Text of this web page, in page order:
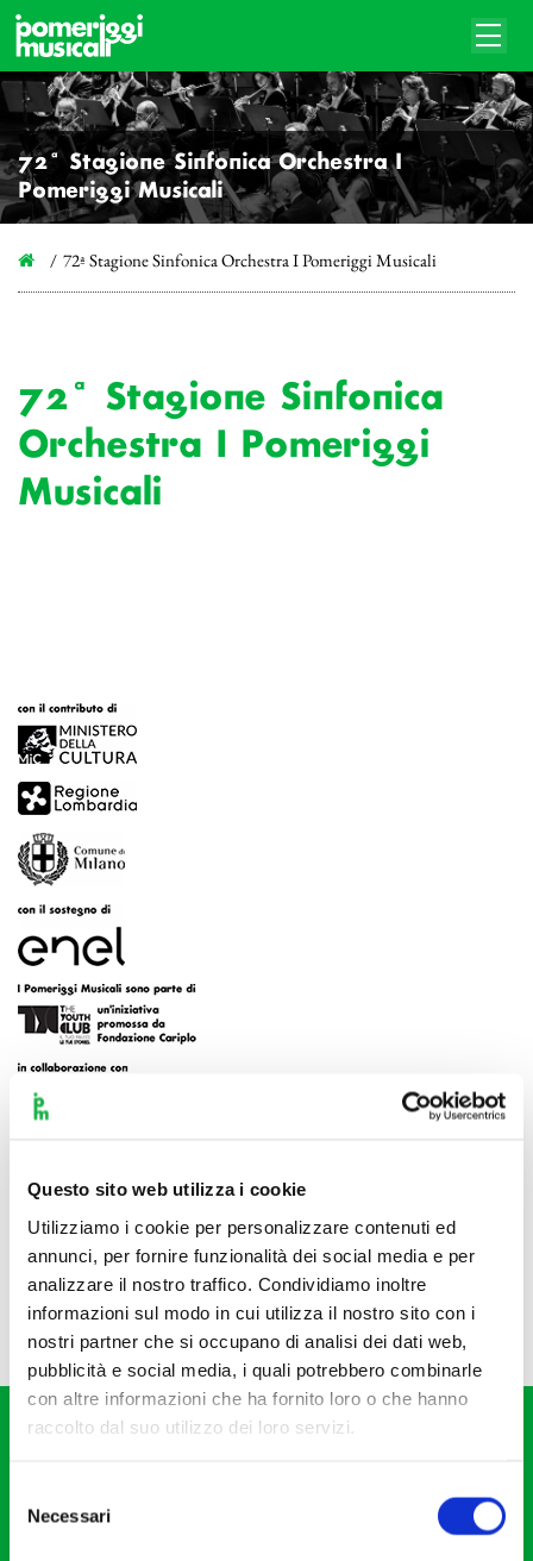
Questo sito web utilizza i cookie
Utilizziamo i cookie per personalizzare contenuti ed
annunci, per fornire funzionalità dei social media e per
analizzare il nostro traffico. Condividiamo inoltre
informazioni sul modo in cui utilizza il nostro sito con i
nostri partner che si occupano di analisi dei dati web,
pubblicità e social media, i quali potrebbero combinarle
con altre informazioni che ha fornito loro o che hanno
raccolto dal suo utilizzo dei loro servizi.
delNecessari
72ª Stagione Sinfonica Orchestra I
Pomeriggi Musicali
72ª Stagione Sinfonica Orchestra I Pomeriggi Musicali
72ª Stagione Sinfonica
Orchestra I Pomeriggi
Musicali